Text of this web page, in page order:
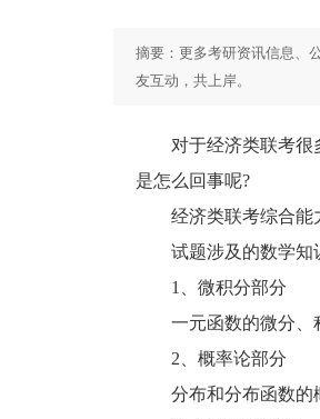
摘要：更多考研资讯信息、
友互动，共上岸。
对于经济类联考很多
是怎么回事呢?
经济类联考综合能力
试题涉及的数学知
1、微积分部分
一元函数的微分、积
2、概率论部分
分布和分布函数的概